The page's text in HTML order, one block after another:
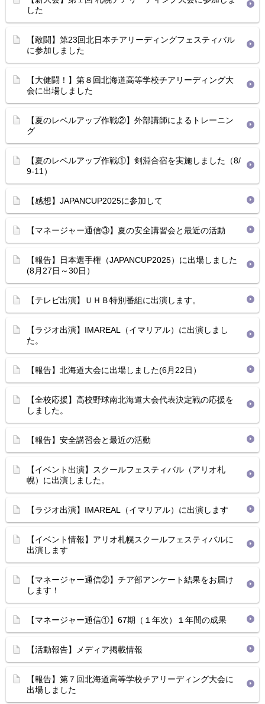
した
【敢闘】第23回北日本チアリーディングフェスティバル
に参加しました
【大健闘！】第８回北海道高等学校チアリーディング大
会に出場しました
【夏のレベルアップ作戦②】外部講師によるトレーニン
グ
【夏のレベルアップ作戦①】剣淵合宿を実施しました（8/
9-11）
【感想】JAPANCUP2025に参加して
【マネージャー通信③】夏の安全講習会と最近の活動
【報告】日本選手権（JAPANCUP2025）に出場しました
(8月27日～30日）
【テレビ出演】ＵＨＢ特別番組に出演します。
【ラジオ出演】IMAREAL（イマリアル）に出演しまし
た。
【報告】北海道大会に出場しました(6月22日）
【全校応援】高校野球南北海道大会代表決定戦の応援を
しました。
【報告】安全講習会と最近の活動
【イベント出演】スクールフェスティバル（アリオ札
幌）に出演しました。
【ラジオ出演】IMAREAL（イマリアル）に出演します
【イベント情報】アリオ札幌スクールフェスティバルに
出演します
【マネージャー通信②】チア部アンケート結果をお届け
します！
【マネージャー通信①】67期（１年次）１年間の成果
【活動報告】メディア掲載情報
【報告】第７回北海道高等学校チアリーディング大会に
出場しました